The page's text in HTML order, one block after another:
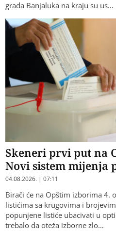
grada Banjaluka na kraju su us…
Skeneri prvi put na
Novi sistem mijenja
04.08.2026. | 07:11
Birači će na Opštim izborima 4.
listićima sa krugovima i
popunjene listiće ubacivati u
trebalo da oteža izborne zlo…